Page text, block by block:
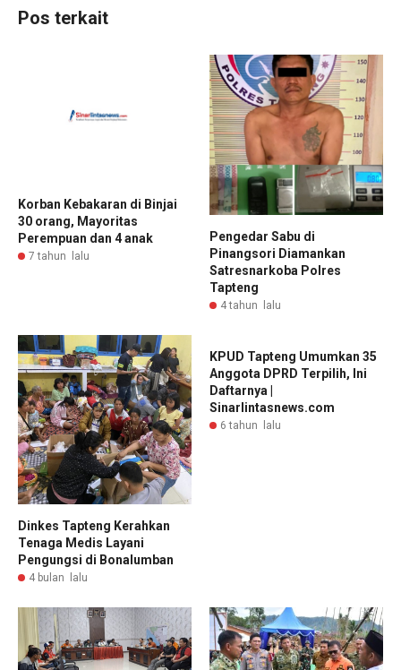
Pos terkait
Korban Kebakaran di Binjai
30 orang, Mayoritas
Perempuan dan 4 anak
7 tahun lalu
Pengedar Sabu di
Pinangsori Diamankan
Satresnarkoba Polres
Tapteng
4 tahun lalu
Dinkes Tapteng Kerahkan
Tenaga Medis Layani
Pengungsi di Bonalumban
4 bulan lalu
KPUD Tapteng Umumkan 35
Anggota DPRD Terpilih, Ini
Daftarnya |
Sinarlintasnews.com
6 tahun lalu